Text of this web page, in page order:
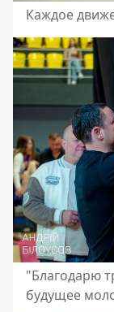
Каждое
"Благодарю
будущее